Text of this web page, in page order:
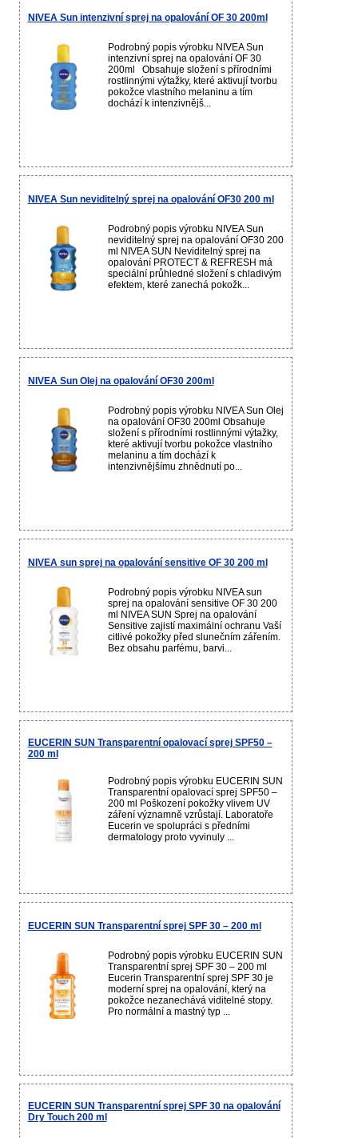
NIVEA Sun intenzivní sprej na opalování OF 30 200ml
Podrobný popis výrobku NIVEA Sun
intenzivní sprej na opalování OF 30
200ml Obsahuje složení s přírodními
rostlinnými výtažky, které aktivují tvorbu
pokožce vlastního melaninu a tím
dochází k intenzivnějš...
NIVEA Sun neviditelný sprej na opalování OF30 200 ml
Podrobný popis výrobku NIVEA Sun
neviditelný sprej na opalování OF30 200
ml NIVEA SUN Neviditelný sprej na
opalování PROTECT & REFRESH má
speciální průhledné složení s chladivým
efektem, které zanechá pokožk...
NIVEA Sun Olej na opalování OF30 200ml
Podrobný popis výrobku NIVEA Sun Olej
na opalování OF30 200ml Obsahuje
složení s přírodními rostlinnými výtažky,
které aktivují tvorbu pokožce vlastního
melaninu a tím dochází k
intenzivnějšímu zhnědnutí po...
NIVEA sun sprej na opalování sensitive OF 30 200 ml
Podrobný popis výrobku NIVEA sun
sprej na opalování sensitive OF 30 200
ml NIVEA SUN Sprej na opalování
Sensitive zajistí maximální ochranu Vaší
citlivé pokožky před slunečním zářením.
Bez obsahu parfému, barvi...
EUCERIN SUN Transparentní opalovací sprej SPF50 –
200 ml
Podrobný popis výrobku EUCERIN SUN
Transparentní opalovací sprej SPF50 –
200 ml Poškození pokožky vlivem UV
záření významně vzrůstají. Laboratoře
Eucerin ve spolupráci s předními
dermatology proto vyvinuly ...
EUCERIN SUN Transparentní sprej SPF 30 – 200 ml
Podrobný popis výrobku EUCERIN SUN
Transparentní sprej SPF 30 – 200 ml
Eucerin Transparentní sprej SPF 30 je
moderní sprej na opalování, který na
pokožce nezanechává viditelné stopy.
Pro normální a mastný typ ...
EUCERIN SUN Transparentní sprej SPF 30 na opalování
Dry Touch 200 ml